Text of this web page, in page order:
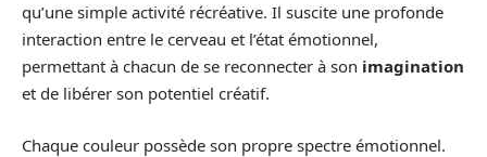
qu’une simple activité récréative. Il suscite une profonde
interaction entre le cerveau et l’état émotionnel,
permettant à chacun de se reconnecter à son imagination
et de libérer son potentiel créatif.
Chaque couleur possède son propre spectre émotionnel.